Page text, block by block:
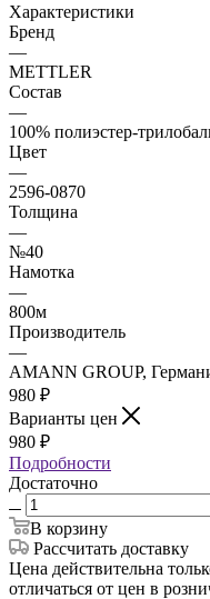
Характеристики
Бренд
—
METTLER
Состав
—
100% полиэстер-
Цвет
—
2596-0870
Толщина
—
№40
Намотка
—
800м
Производитель
—
AMANN GROUP,
980 ₽
Варианты цен
980 ₽
Подробности
Достаточно
В корзину
Рассчитать доставку
Цена действительна
отличаться от цен в